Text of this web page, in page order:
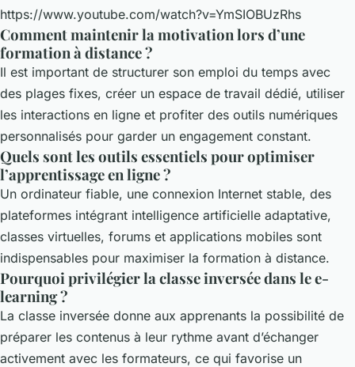
https://www.youtube.com/watch?v=YmSIOBUzRhs
Comment maintenir la motivation lors d’une
formation à distance ?
Il est important de structurer son emploi du temps avec
des plages fixes, créer un espace de travail dédié, utiliser
les interactions en ligne et profiter des outils numériques
personnalisés pour garder un engagement constant.
Quels sont les outils essentiels pour optimiser
l’apprentissage en ligne ?
Un ordinateur fiable, une connexion Internet stable, des
plateformes intégrant intelligence artificielle adaptative,
classes virtuelles, forums et applications mobiles sont
indispensables pour maximiser la formation à distance.
Pourquoi privilégier la classe inversée dans le e-
learning ?
La classe inversée donne aux apprenants la possibilité de
préparer les contenus à leur rythme avant d’échanger
activement avec les formateurs, ce qui favorise un